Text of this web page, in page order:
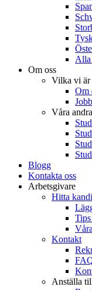
Alla
Om oss
Vilka vi är
Om
Våra
Blogg
Kontakta oss
Arbetsgivare
Hitta
Kontakt
Anställa